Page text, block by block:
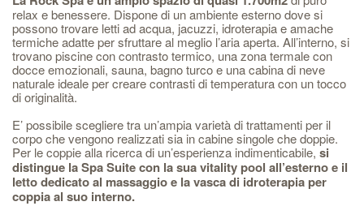
relax e benessere. Dispone di un ambiente esterno dove si
possono trovare letti ad acqua, jacuzzi, idroterapia e amache
termiche adatte per sfruttare al meglio l’aria aperta. All’interno, si
trovano piscine con contrasto termico, una zona termale con
docce emozionali, sauna, bagno turco e una cabina di neve
naturale ideale per creare contrasti di temperatura con un tocco
di originalità.
E’ possibile scegliere tra un’ampia varietà di trattamenti per il
corpo che vengono realizzati sia in cabine singole che doppie.
Per le coppie alla ricerca di un’esperienza indimenticabile, si
distingue la Spa Suite con la sua vitality pool all’esterno e il
letto dedicato al massaggio e la vasca di idroterapia per
coppia al suo interno.